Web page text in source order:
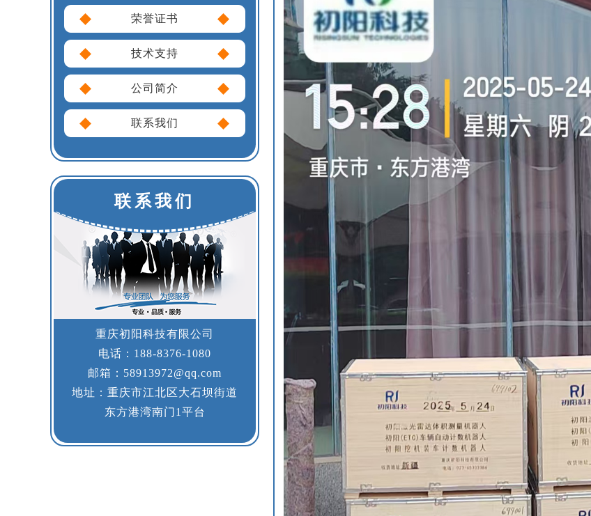
荣誉证书
技术支持
公司简介
联系我们
联系我们
重庆初阳科技有限公司
电话：188-8376-1080
邮箱：58913972@qq.com
地址：重庆市江北区大石坝街道
东方港湾南门1平台